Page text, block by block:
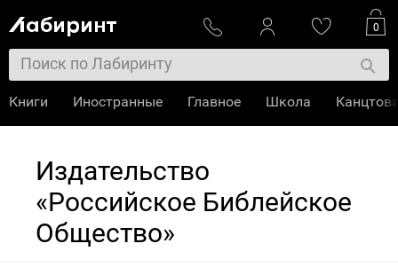
Издательство
«Российское Библейское
Общество»
0
Книги Иностранные Главное Школа